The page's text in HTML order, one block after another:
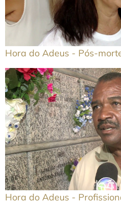
Hora do Adeus - Pós-
Hora do Adeus -